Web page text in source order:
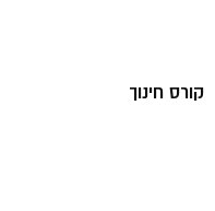
קורס חינוך